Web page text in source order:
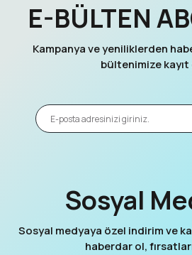
E-BÜLTEN
Kampanya ve yeniliklerden
bültenimize kayıt
Sosyal
Sosyal medyaya özel indirim ve
haberdar ol,